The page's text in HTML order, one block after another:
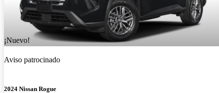
¡Nuevo!
Aviso patrocinado
2024 Nissan Rogue